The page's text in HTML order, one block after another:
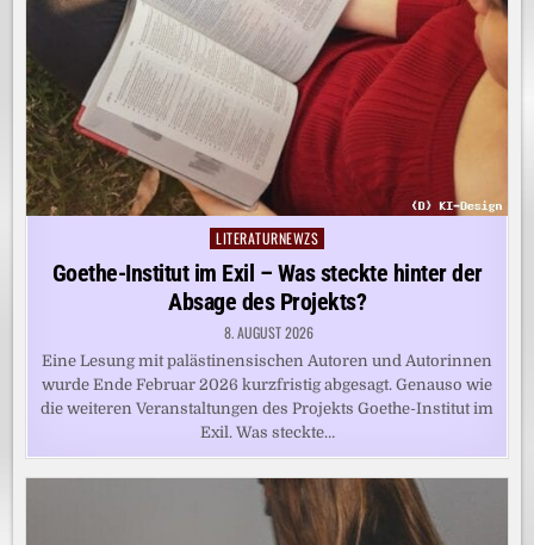
Posted
in
LITERATURNEWZS
Goethe-Institut im Exil – Was steckte hinter der
Absage des Projekts?
8. AUGUST 2026
Eine Lesung mit palästinensischen Autoren und Autorinnen
wurde Ende Februar 2026 kurzfristig abgesagt. Genauso wie
die weiteren Veranstaltungen des Projekts Goethe-Institut im
Exil. Was steckte…